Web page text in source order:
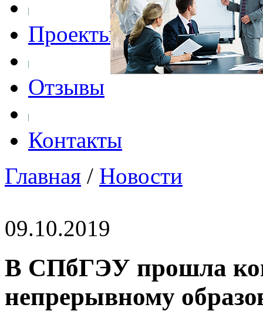
Проекты
Отзывы
Контакты
Главная / Новости
09.10.2019
В СПбГЭУ прошла
непрерывному